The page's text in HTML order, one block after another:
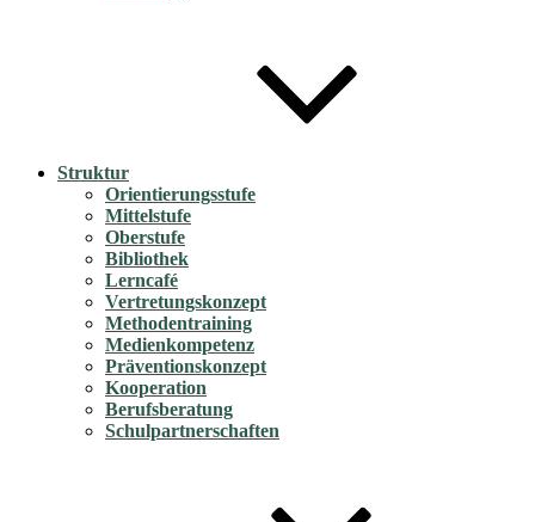
Struktur
Orientierungsstufe
Mittelstufe
Oberstufe
Bibliothek
Lerncafé
Vertretungskonzept
Methodentraining
Medienkompetenz
Präventionskonzept
Kooperation
Berufsberatung
Schulpartnerschaften